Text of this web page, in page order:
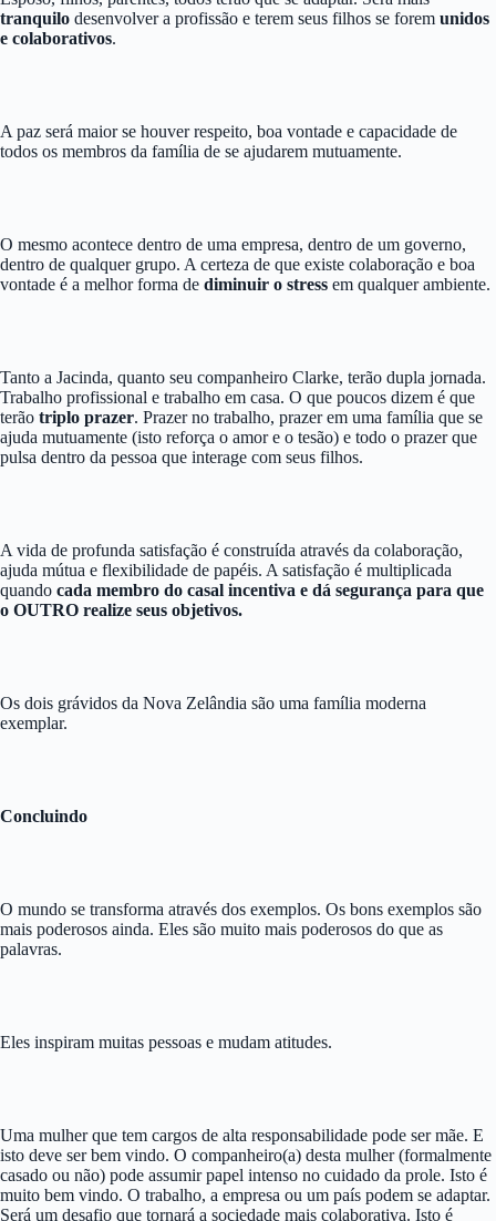
tranquilo desenvolver a profissão e terem seus filhos se forem unidos
e colaborativos.
A paz será maior se houver respeito, boa vontade e capacidade de
todos os membros da família de se ajudarem mutuamente.
O mesmo acontece dentro de uma empresa, dentro de um governo,
dentro de qualquer grupo. A certeza de que existe colaboração e boa
vontade é a melhor forma de diminuir o stress em qualquer ambiente.
Tanto a Jacinda, quanto seu companheiro Clarke, terão dupla jornada.
Trabalho profissional e trabalho em casa. O que poucos dizem é que
terão triplo prazer. Prazer no trabalho, prazer em uma família que se
ajuda mutuamente (isto reforça o amor e o tesão) e todo o prazer que
pulsa dentro da pessoa que interage com seus filhos.
A vida de profunda satisfação é construída através da colaboração,
ajuda mútua e flexibilidade de papéis. A satisfação é multiplicada
quando cada membro do casal incentiva e dá segurança para que
o OUTRO realize seus objetivos.
Os dois grávidos da Nova Zelândia são uma família moderna
exemplar.
Concluindo
O mundo se transforma através dos exemplos. Os bons exemplos são
mais poderosos ainda. Eles são muito mais poderosos do que as
palavras.
Eles inspiram muitas pessoas e mudam atitudes.
Uma mulher que tem cargos de alta responsabilidade pode ser mãe. E
isto deve ser bem vindo. O companheiro(a) desta mulher (formalmente
casado ou não) pode assumir papel intenso no cuidado da prole. Isto é
muito bem vindo. O trabalho, a empresa ou um país podem se adaptar.
Será um desafio que tornará a sociedade mais colaborativa. Isto é